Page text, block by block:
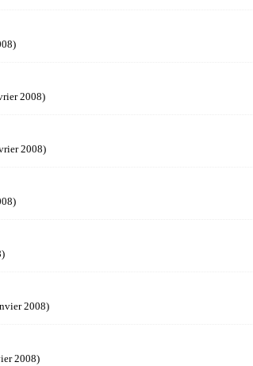
2008)
2008)
2008)
2008)